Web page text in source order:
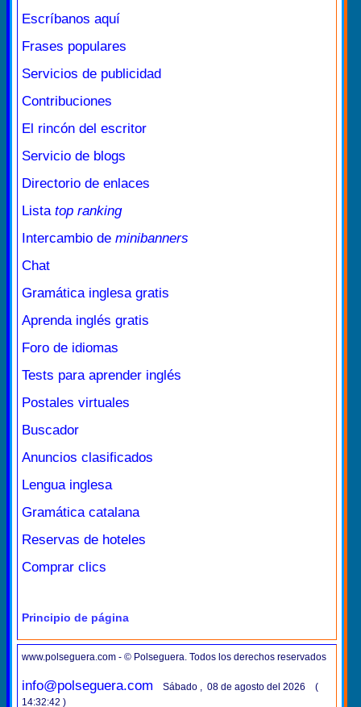
Escríbanos aquí
Frases populares
Servicios de publicidad
Contribuciones
El rincón del escritor
Servicio de blogs
Directorio de enlaces
Lista top ranking
Intercambio de minibanners
Chat
Gramática inglesa gratis
Aprenda inglés gratis
Foro de idiomas
Tests para aprender inglés
Postales virtuales
Buscador
Anuncios clasificados
Lengua inglesa
Gramática catalana
Reservas de hoteles
Comprar clics
Principio de página
www.polseguera.com - © Polseguera. Todos los derechos reservados
info@polseguera.com
Sábado , 08 de agosto del 2026 (
14:32:42 )